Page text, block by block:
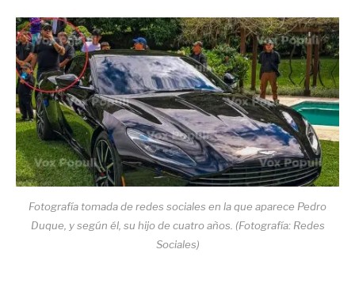
Fotografía tomada de redes sociales en la que aparece Pedro
Duque, y según él, su hijo de cuatro años. (Fotografía: Redes
Sociales)